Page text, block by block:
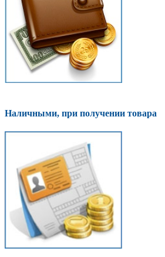
Наличными, при получении товара